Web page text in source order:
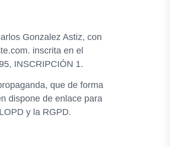
Gonzalez Astiz, con
inscrita en el
INSCRIPCIÓN 1.
que de forma
dispone de enlace para
y la RGPD.